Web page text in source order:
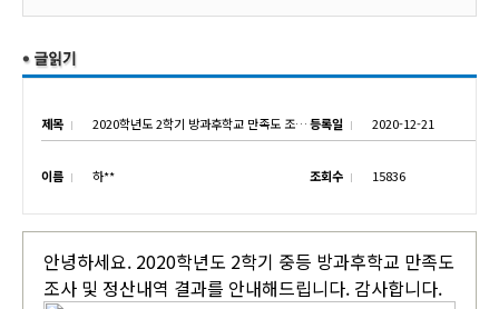
제목 2020학년도 2학기 방과후학교 만족도 조사 및 정산내역 안내등록일 2020-12-21
이름 하** 조회수 15836
안녕하세요. 2020학년도 2학기 중등 방과후학교 만족도
조사 및 정산내역 결과를 안내해드립니다. 감사합니다.